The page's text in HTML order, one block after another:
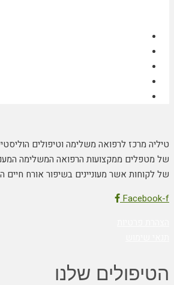
טיליה מרכז לרפואה משלימה וטיפולים
של מטפלים ממקצועות הרפואה המשלימה
של לקוחות אשר מעוניינים בשיפור אורח חיים
Facebook-f
הטיפולים שלנו